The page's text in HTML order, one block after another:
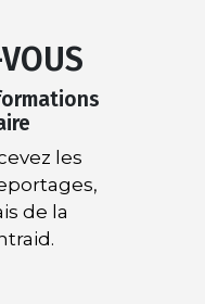
les
de la